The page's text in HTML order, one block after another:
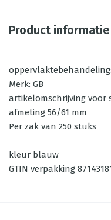
Product informatie
oppervlaktebehandeling:
Merk: GB
artikelomschrijving voor
afmeting 56/61 mm
Per zak van 250 stuks
kleur blauw
GTIN verpakking